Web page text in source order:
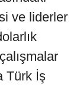
ve liderler
Türk İş